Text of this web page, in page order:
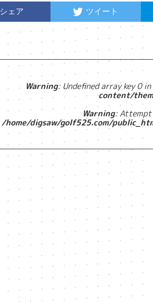
シェア ツイート
Warning: Undefined array key 0 in
content/
Warning: Attempt
/home/digsaw/golf525.com/